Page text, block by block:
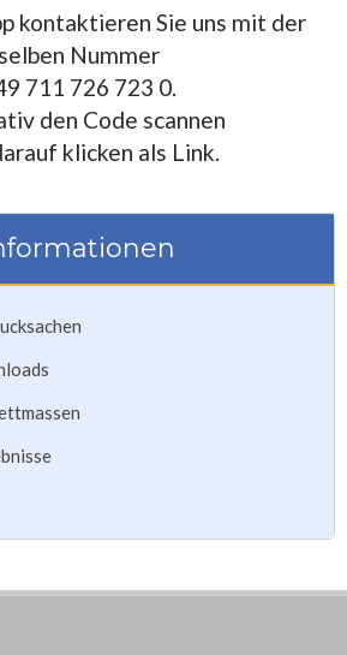
kontaktieren Sie uns mit der
selben Nummer
711 726 723 0.
den Code scannen
klicken als Link.